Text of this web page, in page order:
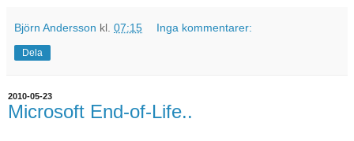
Björn Andersson kl. 07:15 Inga kommentarer:
Dela
2010-05-23
Microsoft End-of-Life..